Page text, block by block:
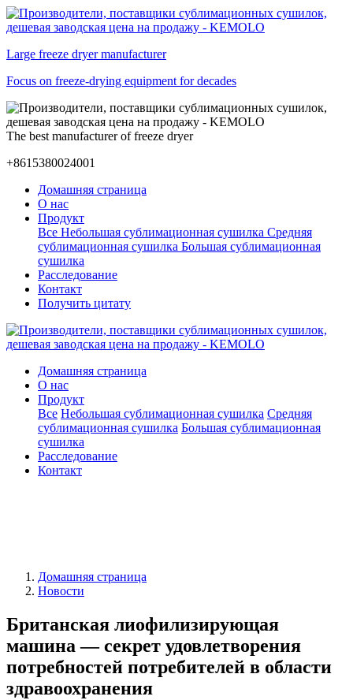
Large freeze dryer manufacturer
Focus on freeze-drying equipment for decades
The best manufacturer of freeze dryer
+8615380024001
Домашняя страница
О нас
Продукт
Все Небольшая сублимационная сушилка Средняя
сублимационная сушилка Большая сублимационная
сушилка
Расследование
Контакт
Получить цитату
Домашняя страница
О нас
Продукт
Все Небольшая сублимационная сушилка Средняя
сублимационная сушилка Большая сублимационная
сушилка
Расследование
Контакт
Домашняя страница
Новости
Британская лиофилизирующая
машина — секрет удовлетворения
потребностей потребителей в области
здравоохранения